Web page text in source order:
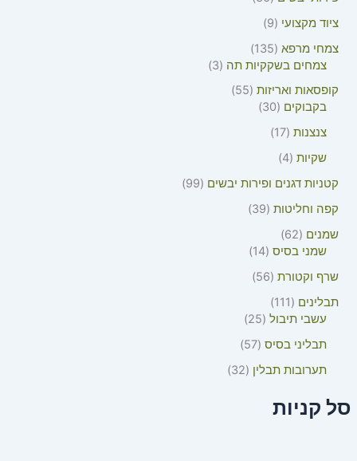
ציוד מקצועי
9
צמחי מרפא 135
צמחים בשקקיות תה
3
קופסאות ואריזות 55
בקבוקים
30
צנצנות 17
שקיות 4
קטניות דגנים ופירות יבשים
99
קפה וחליטות 39
שמנים
62
שמני בסיס 14
שרף וקטורת 56
תבלינים
111
עשבי תיבול 25
תבליני בסיס 57
תערובות תבלין
32
סל קניות